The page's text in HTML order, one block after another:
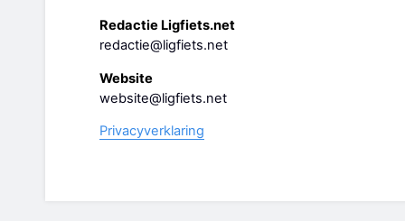
Redactie Ligfiets.net
redactie@ligfiets.net
Website
website@ligfiets.net
Privacyverklaring